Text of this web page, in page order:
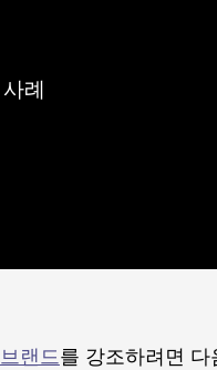
례
랜드를 강조하려면